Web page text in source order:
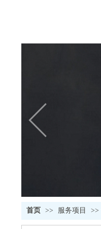
首页 >> 服务项目 >>